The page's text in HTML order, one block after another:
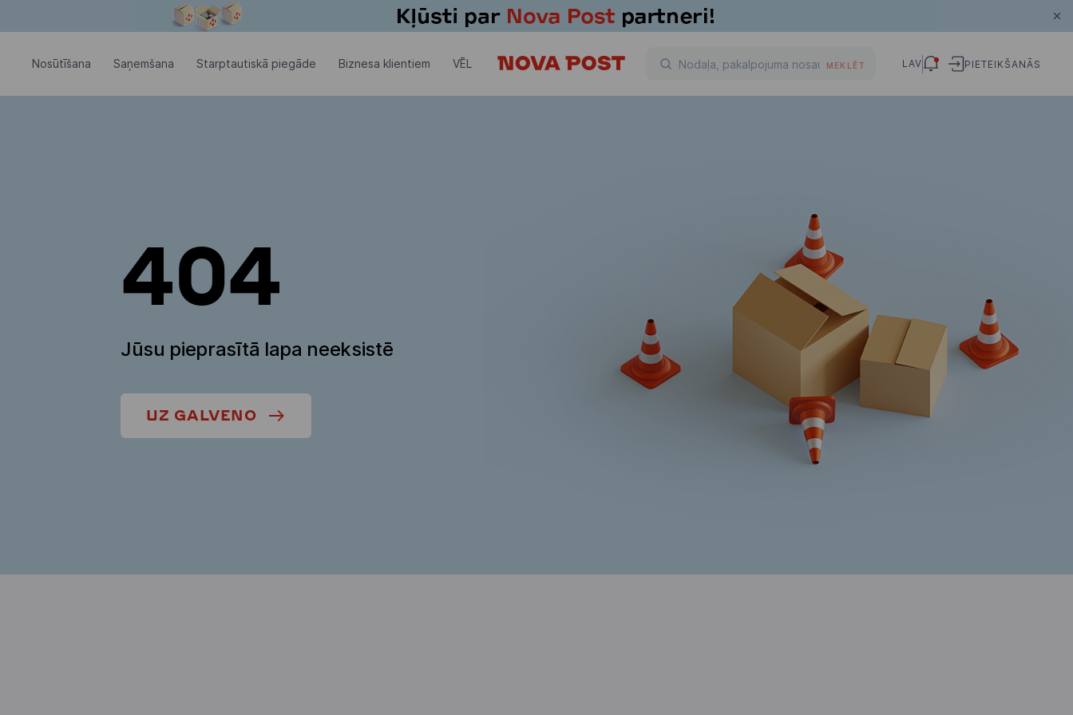
Nosūtīšana Saņemšana Starptautiskā piegāde Biznesa klientiem VĒL MEKLĒT LAV PIETEIKŠANĀS
404
Jūsu pieprasītā lapa neeksistē
UZ GALVENO